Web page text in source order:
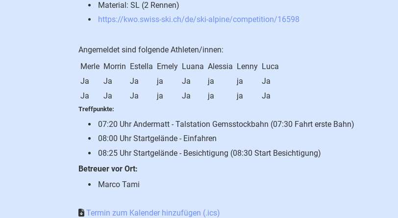
Material: SL (2 Rennen)
https://kwo.swiss-ski.ch/de/ski-alpine/competition/16598
Angemeldet sind folgende Athleten/innen:
Merle Morrin Estella Emely Luana Alessia Lenny Luca
Ja
Ja Ja ja Ja ja ja
Ja
Ja
Ja Ja ja Ja ja ja Ja
Treffpunkte:
07:20 Uhr Andermatt - Talstation Gemsstockbahn (07:30 Fahrt erste Bahn)
08:00 Uhr Startgelände - Einfahren
08:25 Uhr Startgelände - Besichtigung (08:30 Start Besichtigung)
Betreuer vor Ort:
Marco Tami
Termin zum Kalender hinzufügen (.ics)